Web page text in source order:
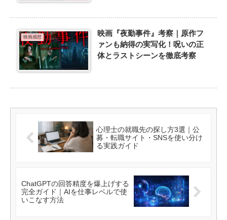
映画感想
映画『夜勤事件』考察｜原作フ
ァンも納得の実写化！呪いの正
体とラストシーンを徹底考察
心理士の就職先の探し方3選｜公
募・転職サイト・SNSを使い分け
る実践ガイド
ChatGPTの回答精度を爆上げする
完全ガイド｜AIを仕事レベルで使
いこなす方法